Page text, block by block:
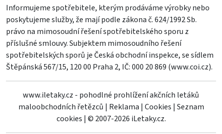
Informujeme spotřebitele, kterým prodáváme výrobky nebo
poskytujeme služby, že mají podle zákona č. 624/1992 Sb.
právo na mimosoudní řešení spotřebitelského sporu z
příslušné smlouvy. Subjektem mimosoudního řešení
spotřebitelských sporů je Česká obchodní inspekce, se sídlem
Štěpánská 567/15, 120 00 Praha 2, IČ: 000 20 869 (www.coi.cz).
www.iletaky.cz - pohodlné prohlížení akčních letáků
maloobchodních řetězců | Reklama | Cookies | Seznam
cookies | © 2007-2026 iLetaky.cz.